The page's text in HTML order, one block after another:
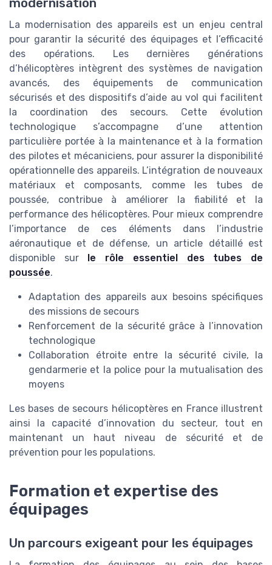
La modernisation des appareils est un enjeu central
pour garantir la sécurité des équipages et l’efficacité
des opérations. Les dernières générations
d’hélicoptères intègrent des systèmes de navigation
avancés, des équipements de communication
sécurisés et des dispositifs d’aide au vol qui facilitent
la coordination des secours. Cette évolution
technologique s’accompagne d’une attention
particulière portée à la maintenance et à la formation
des pilotes et mécaniciens, pour assurer la disponibilité
opérationnelle des appareils. L’intégration de nouveaux
matériaux et composants, comme les tubes de
poussée, contribue à améliorer la fiabilité et la
performance des hélicoptères. Pour mieux comprendre
l’importance de ces éléments dans l’industrie
aéronautique et de défense, un article détaillé est
disponible sur le rôle essentiel des tubes de
poussée.
Adaptation des appareils aux besoins spécifiques
des missions de secours
Renforcement de la sécurité grâce à l’innovation
technologique
Collaboration étroite entre la sécurité civile, la
gendarmerie et la police pour la mutualisation des
moyens
Les bases de secours hélicoptères en France illustrent
ainsi la capacité d’innovation du secteur, tout en
maintenant un haut niveau de sécurité et de
prévention pour les populations.
Formation et expertise des
équipages
Un parcours exigeant pour les équipages